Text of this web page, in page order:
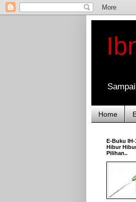
Home
E-Buku IH-
Hibur
Pilihan..